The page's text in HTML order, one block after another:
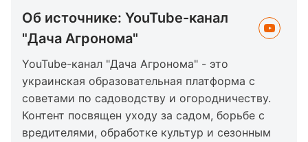
Об источнике: YouTube-канал
"Дача Агронома"
YouTube-канал "Дача Агронома" - это
украинская образовательная платформа с
советами по садоводству и огородничеству.
Контент посвящен уходу за садом, борьбе с
вредителями, обработке культур и сезонным